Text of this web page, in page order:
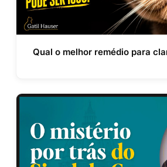
Qual o melhor remédio para